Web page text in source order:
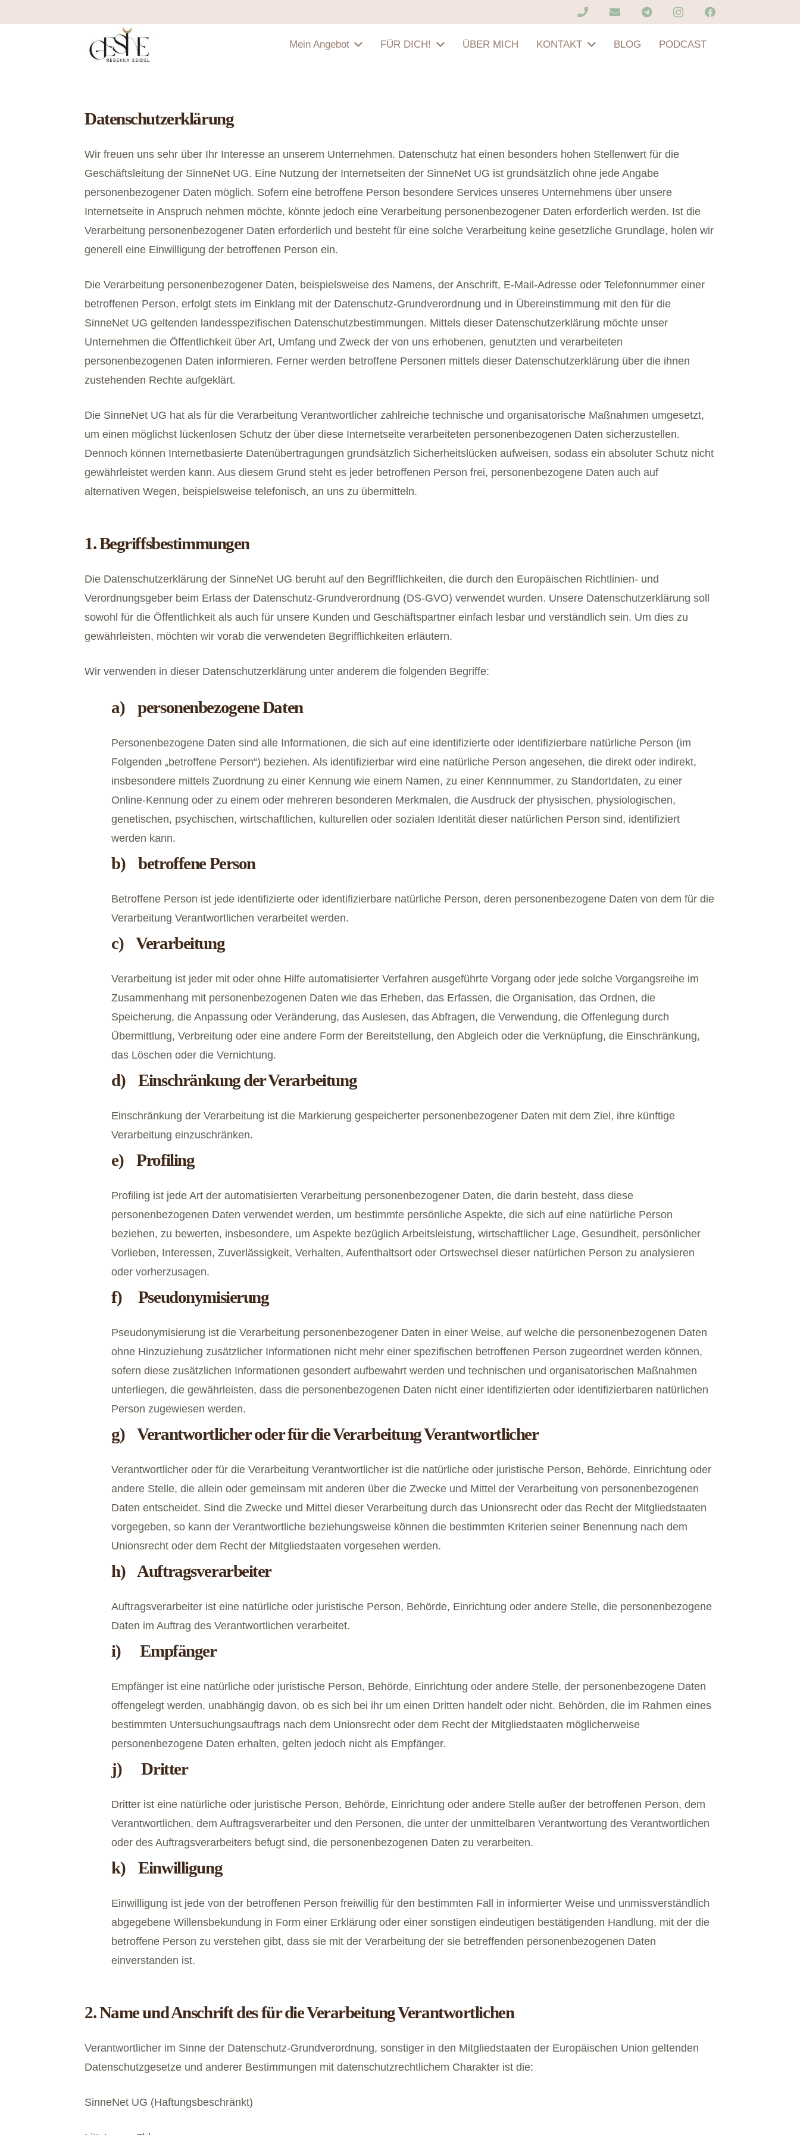
Mein Angebot FÜR DICH! ÜBER MICH KONTAKT BLOG PODCAST
Datenschutzerklärung
Wir freuen uns sehr über Ihr Interesse an unserem Unternehmen. Datenschutz hat einen besonders hohen Stellenwert für die
Geschäftsleitung der SinneNet UG. Eine Nutzung der Internetseiten der SinneNet UG ist grundsätzlich ohne jede Angabe
personenbezogener Daten möglich. Sofern eine betroffene Person besondere Services unseres Unternehmens über unsere
Internetseite in Anspruch nehmen möchte, könnte jedoch eine Verarbeitung personenbezogener Daten erforderlich werden. Ist die
Verarbeitung personenbezogener Daten erforderlich und besteht für eine solche Verarbeitung keine gesetzliche Grundlage, holen wir
generell eine Einwilligung der betroffenen Person ein.
Die Verarbeitung personenbezogener Daten, beispielsweise des Namens, der Anschrift, E-Mail-Adresse oder Telefonnummer einer
betroffenen Person, erfolgt stets im Einklang mit der Datenschutz-Grundverordnung und in Übereinstimmung mit den für die
SinneNet UG geltenden landesspezifischen Datenschutzbestimmungen. Mittels dieser Datenschutzerklärung möchte unser
Unternehmen die Öffentlichkeit über Art, Umfang und Zweck der von uns erhobenen, genutzten und verarbeiteten
personenbezogenen Daten informieren. Ferner werden betroffene Personen mittels dieser Datenschutzerklärung über die ihnen
zustehenden Rechte aufgeklärt.
Die SinneNet UG hat als für die Verarbeitung Verantwortlicher zahlreiche technische und organisatorische Maßnahmen umgesetzt,
um einen möglichst lückenlosen Schutz der über diese Internetseite verarbeiteten personenbezogenen Daten sicherzustellen.
Dennoch können Internetbasierte Datenübertragungen grundsätzlich Sicherheitslücken aufweisen, sodass ein absoluter Schutz nicht
gewährleistet werden kann. Aus diesem Grund steht es jeder betroffenen Person frei, personenbezogene Daten auch auf
alternativen Wegen, beispielsweise telefonisch, an uns zu übermitteln.
1. Begriffsbestimmungen
Die Datenschutzerklärung der SinneNet UG beruht auf den Begrifflichkeiten, die durch den Europäischen Richtlinien- und
Verordnungsgeber beim Erlass der Datenschutz-Grundverordnung (DS-GVO) verwendet wurden. Unsere Datenschutzerklärung soll
sowohl für die Öffentlichkeit als auch für unsere Kunden und Geschäftspartner einfach lesbar und verständlich sein. Um dies zu
gewährleisten, möchten wir vorab die verwendeten Begrifflichkeiten erläutern.
Wir verwenden in dieser Datenschutzerklärung unter anderem die folgenden Begriffe:
a) personenbezogene Daten
Personenbezogene Daten sind alle Informationen, die sich auf eine identifizierte oder identifizierbare natürliche Person (im
Folgenden „betroffene Person“) beziehen. Als identifizierbar wird eine natürliche Person angesehen, die direkt oder indirekt,
insbesondere mittels Zuordnung zu einer Kennung wie einem Namen, zu einer Kennnummer, zu Standortdaten, zu einer
Online-Kennung oder zu einem oder mehreren besonderen Merkmalen, die Ausdruck der physischen, physiologischen,
genetischen, psychischen, wirtschaftlichen, kulturellen oder sozialen Identität dieser natürlichen Person sind, identifiziert
werden kann.
b) betroffene Person
Betroffene Person ist jede identifizierte oder identifizierbare natürliche Person, deren personenbezogene Daten von dem für die
Verarbeitung Verantwortlichen verarbeitet werden.
c) Verarbeitung
Verarbeitung ist jeder mit oder ohne Hilfe automatisierter Verfahren ausgeführte Vorgang oder jede solche Vorgangsreihe im
Zusammenhang mit personenbezogenen Daten wie das Erheben, das Erfassen, die Organisation, das Ordnen, die
Speicherung, die Anpassung oder Veränderung, das Auslesen, das Abfragen, die Verwendung, die Offenlegung durch
Übermittlung, Verbreitung oder eine andere Form der Bereitstellung, den Abgleich oder die Verknüpfung, die Einschränkung,
das Löschen oder die Vernichtung.
d) Einschränkung der Verarbeitung
Einschränkung der Verarbeitung ist die Markierung gespeicherter personenbezogener Daten mit dem Ziel, ihre künftige
Verarbeitung einzuschränken.
e) Profiling
Profiling ist jede Art der automatisierten Verarbeitung personenbezogener Daten, die darin besteht, dass diese
personenbezogenen Daten verwendet werden, um bestimmte persönliche Aspekte, die sich auf eine natürliche Person
beziehen, zu bewerten, insbesondere, um Aspekte bezüglich Arbeitsleistung, wirtschaftlicher Lage, Gesundheit, persönlicher
Vorlieben, Interessen, Zuverlässigkeit, Verhalten, Aufenthaltsort oder Ortswechsel dieser natürlichen Person zu analysieren
oder vorherzusagen.
f) Pseudonymisierung
Pseudonymisierung ist die Verarbeitung personenbezogener Daten in einer Weise, auf welche die personenbezogenen Daten
ohne Hinzuziehung zusätzlicher Informationen nicht mehr einer spezifischen betroffenen Person zugeordnet werden können,
sofern diese zusätzlichen Informationen gesondert aufbewahrt werden und technischen und organisatorischen Maßnahmen
unterliegen, die gewährleisten, dass die personenbezogenen Daten nicht einer identifizierten oder identifizierbaren natürlichen
Person zugewiesen werden.
g) Verantwortlicher oder für die Verarbeitung Verantwortlicher
Verantwortlicher oder für die Verarbeitung Verantwortlicher ist die natürliche oder juristische Person, Behörde, Einrichtung oder
andere Stelle, die allein oder gemeinsam mit anderen über die Zwecke und Mittel der Verarbeitung von personenbezogenen
Daten entscheidet. Sind die Zwecke und Mittel dieser Verarbeitung durch das Unionsrecht oder das Recht der Mitgliedstaaten
vorgegeben, so kann der Verantwortliche beziehungsweise können die bestimmten Kriterien seiner Benennung nach dem
Unionsrecht oder dem Recht der Mitgliedstaaten vorgesehen werden.
h) Auftragsverarbeiter
Auftragsverarbeiter ist eine natürliche oder juristische Person, Behörde, Einrichtung oder andere Stelle, die personenbezogene
Daten im Auftrag des Verantwortlichen verarbeitet.
i) Empfänger
Empfänger ist eine natürliche oder juristische Person, Behörde, Einrichtung oder andere Stelle, der personenbezogene Daten
offengelegt werden, unabhängig davon, ob es sich bei ihr um einen Dritten handelt oder nicht. Behörden, die im Rahmen eines
bestimmten Untersuchungsauftrags nach dem Unionsrecht oder dem Recht der Mitgliedstaaten möglicherweise
personenbezogene Daten erhalten, gelten jedoch nicht als Empfänger.
j) Dritter
Dritter ist eine natürliche oder juristische Person, Behörde, Einrichtung oder andere Stelle außer der betroffenen Person, dem
Verantwortlichen, dem Auftragsverarbeiter und den Personen, die unter der unmittelbaren Verantwortung des Verantwortlichen
oder des Auftragsverarbeiters befugt sind, die personenbezogenen Daten zu verarbeiten.
k) Einwilligung
Einwilligung ist jede von der betroffenen Person freiwillig für den bestimmten Fall in informierter Weise und unmissverständlich
abgegebene Willensbekundung in Form einer Erklärung oder einer sonstigen eindeutigen bestätigenden Handlung, mit der die
betroffene Person zu verstehen gibt, dass sie mit der Verarbeitung der sie betreffenden personenbezogenen Daten
einverstanden ist.
2. Name und Anschrift des für die Verarbeitung Verantwortlichen
Verantwortlicher im Sinne der Datenschutz-Grundverordnung, sonstiger in den Mitgliedstaaten der Europäischen Union geltenden
Datenschutzgesetze und anderer Bestimmungen mit datenschutzrechtlichem Charakter ist die:
SinneNet UG (Haftungsbeschränkt)